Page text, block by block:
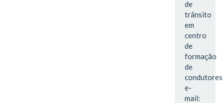
de
trânsito
em
centro
de
formação
de
e-
mail: